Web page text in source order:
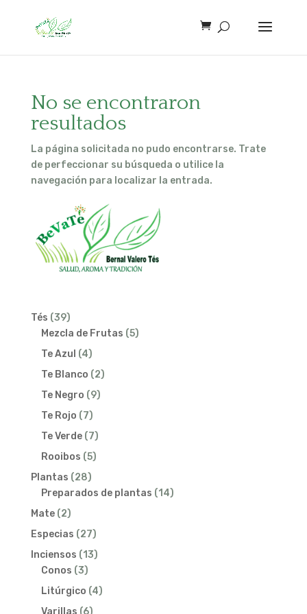
No se encontraron
resultados
La página solicitada no pudo encontrarse. Trate
de perfeccionar su búsqueda o utilice la
navegación para localizar la entrada.
Tés 3939
productos
Mezcla de Frutas 55
Te Azul 44
productos
Te Blanco 22
productos
Te Negro 99
Te Rojo 77
productos
Te Verde 77
productos
Rooibos 55
Plantas 2828
productos
Preparados de plantas 1414
Mate 22
productos
Especias 2727
productos
Inciensos 1313
Conos 33
productos
Litúrgico 44
Varillas 66